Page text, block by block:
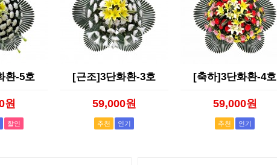
환-5호
원
할인
[근조]3단화환-3호
59,000원
추천 인기
[축하]3단화환-4호
59,000원
추천 인기